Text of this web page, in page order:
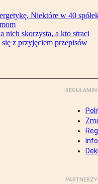
Niektóre w 40
nich skorzysta, a kto straci
z przyjęciem przepisów
REGULAMIN
PARTNERZY